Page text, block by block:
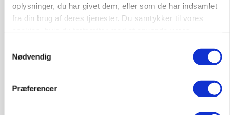
oplysninger, du har givet dem, eller som de har indsamlet
fra din brug af deres tjenester. Du samtykker til vores
Nødvendig
Præferencer
POLITIK
»Nu stopper I«: Landbrugsdebattør og
protestgruppe vil demonstrere mod ny